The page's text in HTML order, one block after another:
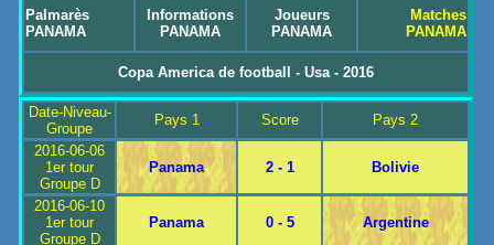
Palmarès
PANAMA
Informations
PANAMA
Joueurs
PANAMA
Matches
PANAMA
Copa America de football - Usa - 2016
Date-Niveau-
Groupe
Pays 1 Score
Pays 2
2016-06-06
1er tour
Groupe D
Panama 2 - 1 Bolivie
2016-06-10
1er tour
Groupe D
Panama 0 - 5 Argentine